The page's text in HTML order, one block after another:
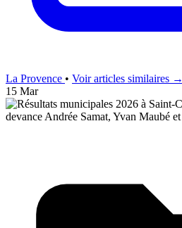
La Provence • Voir articles similaires →
15 Mar